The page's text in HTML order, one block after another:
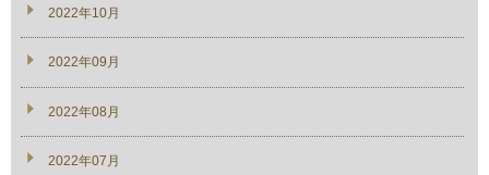
2022年10月
2022年09月
2022年08月
2022年07月